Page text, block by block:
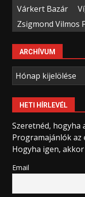
Várkert Bazár
Zsigmond Vilmos
ARCHÍVUM
Archívum
HETI HÍRLEVÉL
Szeretnéd, hogyha
Programajánlók az
Hogyha igen,
Email